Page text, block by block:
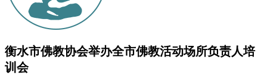
衡水市佛教协会举办全市佛教活动场所负责人培
训会